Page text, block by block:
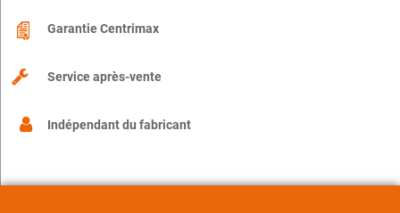
Garantie Centrimax
Service après-vente
Indépendant du fabricant